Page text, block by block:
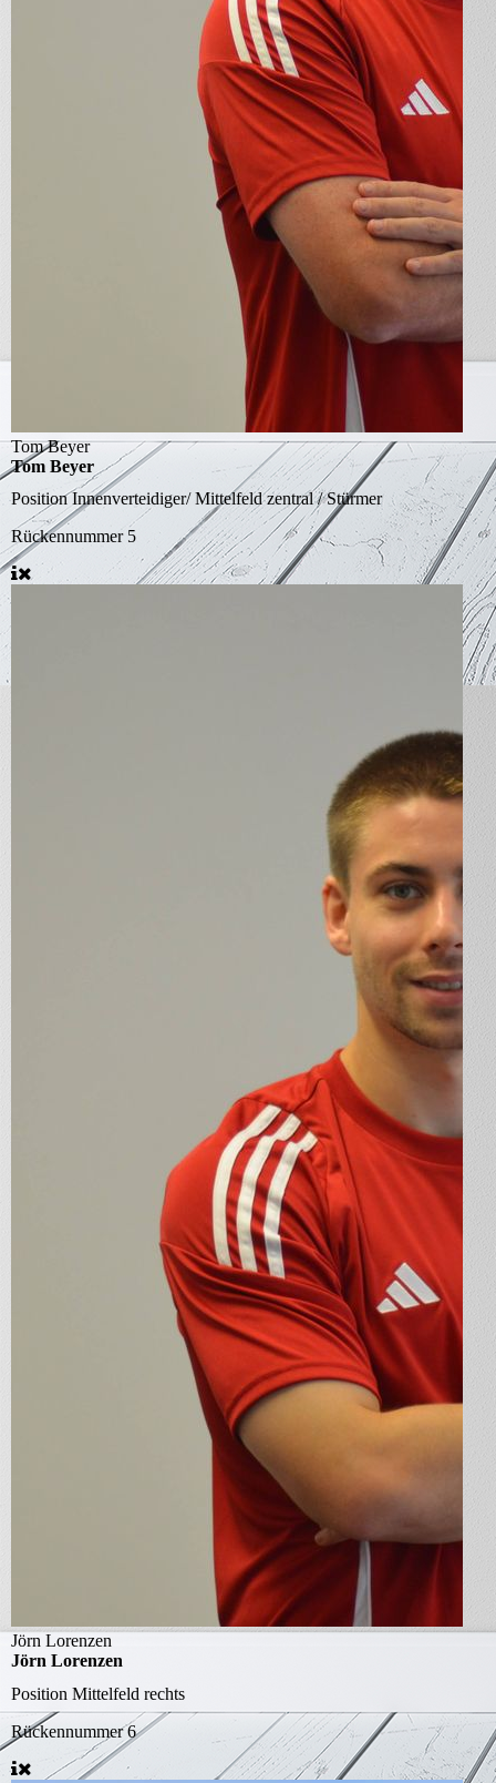
Tom Beyer
Tom Beyer
PositionInnenverteidiger/ Mittelfeld zentral / Stürmer
Rückennummer 5
Jörn Lorenzen
Jörn Lorenzen
Position Mittelfeld rechts
Rückennummer6